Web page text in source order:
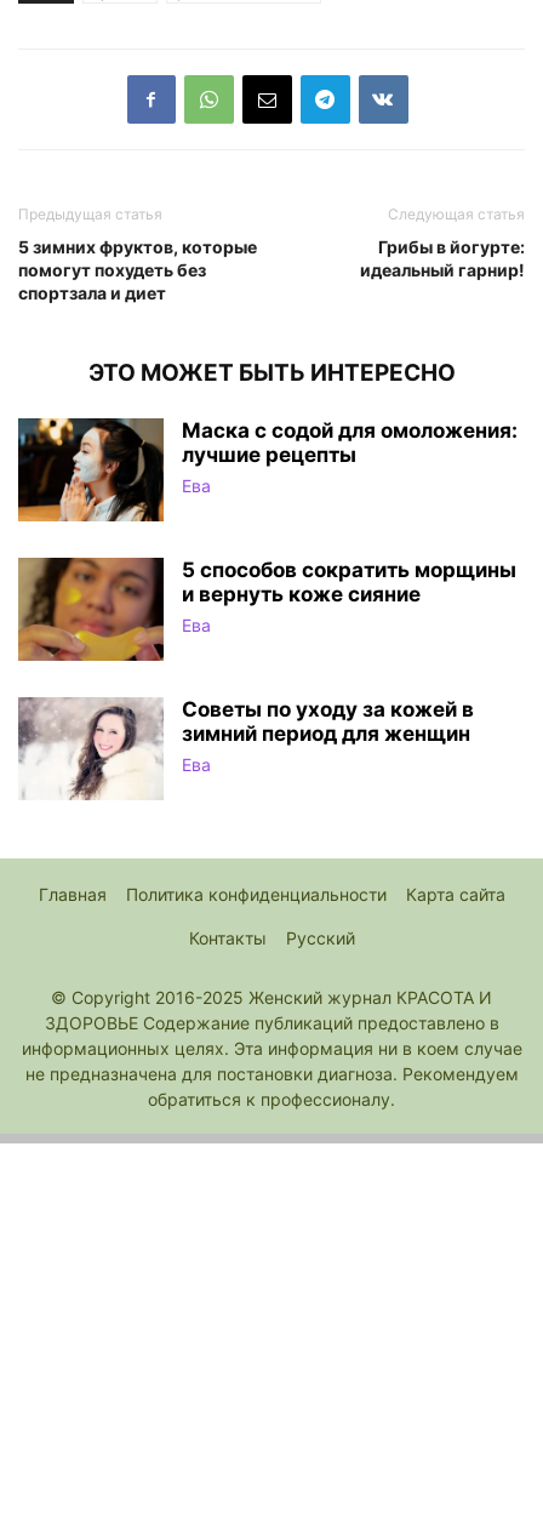
Предыдущая статья
5 зимних фруктов, которые
помогут похудеть без
спортзала и диет
Следующая статья
Грибы в йогурте:
идеальный гарнир!
ЭТО МОЖЕТ БЫТЬ ИНТЕРЕСНО
Маска с содой для омоложения:
лучшие рецепты
Ева
5 способов сократить морщины
и вернуть коже сияние
Ева
Советы по уходу за кожей в
зимний период для женщин
Ева
Главная Политика конфиденциальности Карта сайта
Контакты Русский
© Copyright 2016-2025 Женский журнал КРАСОТА И
ЗДОРОВЬЕ Содержание публикаций предоставлено в
информационных целях. Эта информация ни в коем случае
не предназначена для постановки диагноза. Рекомендуем
обратиться к профессионалу.